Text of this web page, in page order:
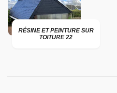
RÉSINE ET PEINTURE SUR
TOITURE 22